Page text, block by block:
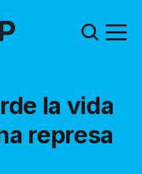
la vida
represa